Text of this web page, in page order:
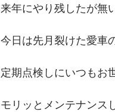
来年にやり残したが無
今日は先月裂けた愛車
定期点検しにいつもお
モリッとメンテナンス